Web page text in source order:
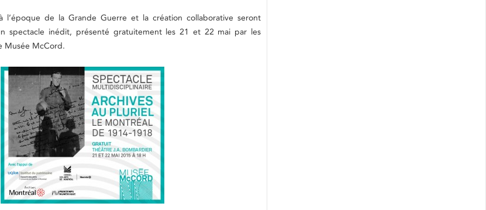
de la Grande Guerre et la création collaborative seront
spectacle inédit, présenté gratuitement les 21 et 22 mai par les
Musée McCord.